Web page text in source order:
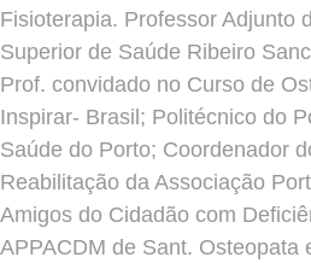
Fisioterapia. Professor Adjunto
Superior de Saúde Ribeiro
Prof. convidado no Curso de
Inspirar- Brasil; Politécnico do
Saúde do Porto; Coordenador
Reabilitação da Associação
Amigos do Cidadão com
APPACDM de Sant. Osteopata